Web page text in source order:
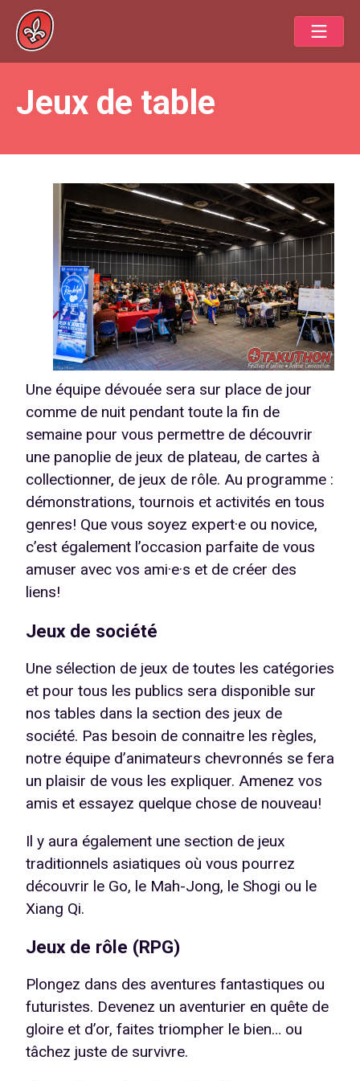
Jeux de table
Une équipe dévouée sera sur place de jour
comme de nuit pendant toute la fin de
semaine pour vous permettre de découvrir
une panoplie de jeux de plateau, de cartes à
collectionner, de jeux de rôle. Au programme :
démonstrations, tournois et activités en tous
genres! Que vous soyez expert·e ou novice,
c’est également l’occasion parfaite de vous
amuser avec vos ami·e·s et de créer des
liens!
Jeux de société
Une sélection de jeux de toutes les catégories
et pour tous les publics sera disponible sur
nos tables dans la section des jeux de
société. Pas besoin de connaitre les règles,
notre équipe d’animateurs chevronnés se fera
un plaisir de vous les expliquer. Amenez vos
amis et essayez quelque chose de nouveau!
Il y aura également une section de jeux
traditionnels asiatiques où vous pourrez
découvrir le Go, le Mah-Jong, le Shogi ou le
Xiang Qi.
Jeux de rôle (RPG)
Plongez dans des aventures fantastiques ou
futuristes. Devenez un aventurier en quête de
gloire et d’or, faites triompher le bien… ou
tâchez juste de survivre.